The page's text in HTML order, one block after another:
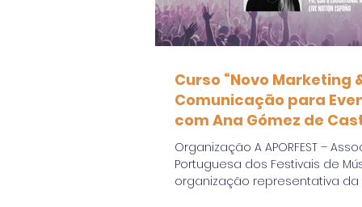
Curso “Novo Marketing
Comunicação para
com Ana Gómez de
(Live Nation España) - 1ª
Organização A APORFEST –
Portuguesa dos Festivais de
organização representativa da